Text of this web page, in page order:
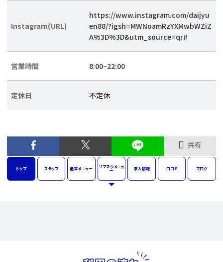
Instagram(URL)
https://www.instagram.com/daijyu
en88/?igsh=MWNoamRzYXMwbWZiZ
A%3D%3D&utm_source=qr#
営業時間 8:00~22:00
定休日 不定休
共有
トップ スタッフ 通常メニュー サブスクメニュ
ー 求人情報 口コミ ブログ